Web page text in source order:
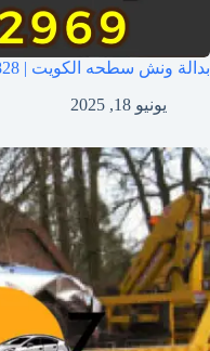
بدالة ونش سطحه الكويت | 97702828
يونيو 18, 2025